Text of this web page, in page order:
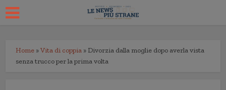
Home »Vita di coppia » Divorzia dalla moglie dopo averla vista
senza trucco per la prima volta